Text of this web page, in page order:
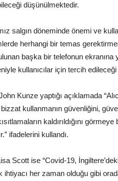
düşünülmektedir.
salgın döneminde önemi ve
herhangi bir temas
başka bir telefonun
kullanıcılar için tercih
Kunze yaptığı açıklamada
kullanmanın güvenliğini,
kaldırıldığını
ifadelerini kullandı.
Scott ise “Covid-19,
her zaman olduğu gibi